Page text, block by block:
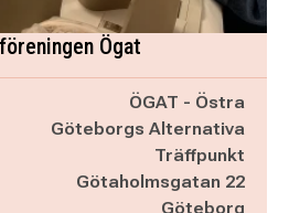
Ögat
ÖGAT - Östra
Göteborgs Alternativa
Träffpunkt
Götaholmsgatan 22
Göteborg